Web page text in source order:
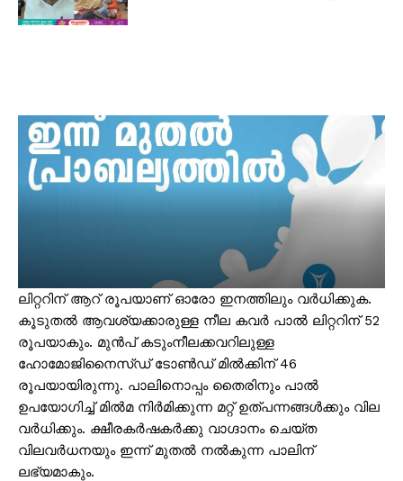
ലിറ്ററിന് ആറ് രൂപയാണ് ഓരോ ഇനത്തിലും വർധിക്കുക.
കൂടുതൽ ആവശ്യക്കാരുള്ള നീല കവർ പാൽ ലിറ്ററിന് 52
രൂപയാകും. മുൻപ് കടുംനീലക്കവറിലുള്ള
ഹോമോജിനൈസ്ഡ് ടോൺഡ് മിൽക്കിന് 46
രൂപയായിരുന്നു. പാലിനൊപ്പം തൈരിനും പാൽ
ഉപയോഗിച്ച് മിൽമ നിർമിക്കുന്ന മറ്റ് ഉത്പന്നങ്ങൾക്കും വില
വർധിക്കും. ക്ഷീരകർഷകർക്കു വാഗ്ദാനം ചെയ്ത
വിലവർധനയും ഇന്ന് മുതൽ നൽകുന്ന പാലിന്
ലഭ്യമാകും.